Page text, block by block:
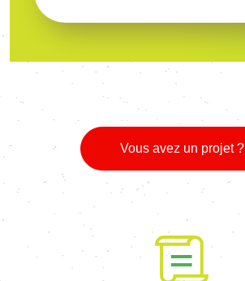
Vous avez un projet ?